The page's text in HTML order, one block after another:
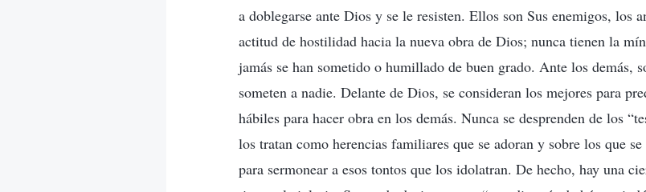
a doblegarse ante Dios y se le resisten. Ellos son Sus enemigos, los
actitud de hostilidad hacia la nueva obra de Dios; nunca tienen la
jamás se han sometido o humillado de buen grado. Ante los demás,
someten a nadie. Delante de Dios, se consideran los mejores para
hábiles para hacer obra en los demás. Nunca se desprenden de los
los tratan como herencias familiares que se adoran y sobre los que
para sermonear a esos tontos que los idolatran. De hecho, hay una